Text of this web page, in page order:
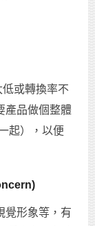
或轉換率不
產品做個整體
起），以便
覺形象等，有